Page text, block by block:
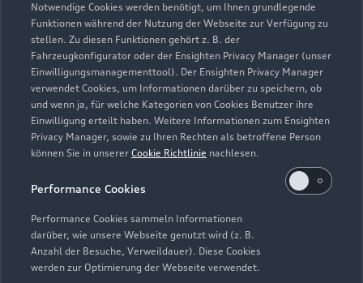
Notwendige Cookies werden benötigt, um Ihnen grundlegende
Funktionen während der Nutzung der Webseite zur Verfügung zu
stellen. Zu diesen Funktionen gehört z. B. der
Fahrzeugkonfigurator oder der Ensighten Privacy Manager (unser
Einwilligungsmanagementtool). Der Ensighten Privacy Manager
verwendet Cookies, um Informationen darüber zu speichern, ob
und wenn ja, für welche Kategorien von Cookies Benutzer ihre
Einwilligung erteilt haben. Weitere Informationen zum Ensighten
Privacy Manager, sowie zu Ihren Rechten als betroffene Person
können Sie in unserer Cookie Richtlinie nachlesen.
Performance Cookies
Performance Cookies sammeln Informationen
darüber, wie unsere Webseite genutzt wird (z. B.
Anzahl der Besuche, Verweildauer). Diese Cookies
werden zur Optimierung der Webseite verwendet.
Zurück nach oben
Modelle
Alle Modelle
Modelle vergleichen
Elektromodelle
Plug-in-Hybride
Kaufen & leasen
Gebrauchtwagensuche
Gebrauchtwagen
Finanzierung
Service & Zubehör
Audi Services
Garantie
Kundenservice
Über Audi